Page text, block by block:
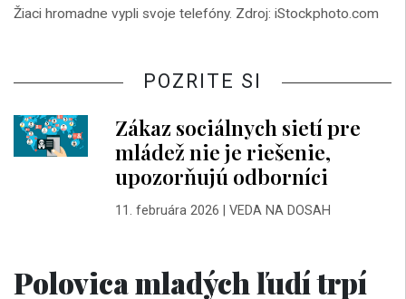
Žiaci hromadne vypli svoje telefóny. Zdroj: iStockphoto.com
POZRITE SI
Zákaz sociálnych sietí pre
mládež nie je riešenie,
upozorňujú odborníci
11. februára 2026 VEDA NA DOSAH
Polovica mladých ľudí trpí